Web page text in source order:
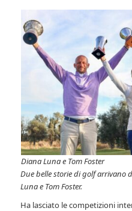
Diana Luna e Tom Foster
Due belle storie di golf arrivano
Luna e Tom Foster.
Ha lasciato le competizioni